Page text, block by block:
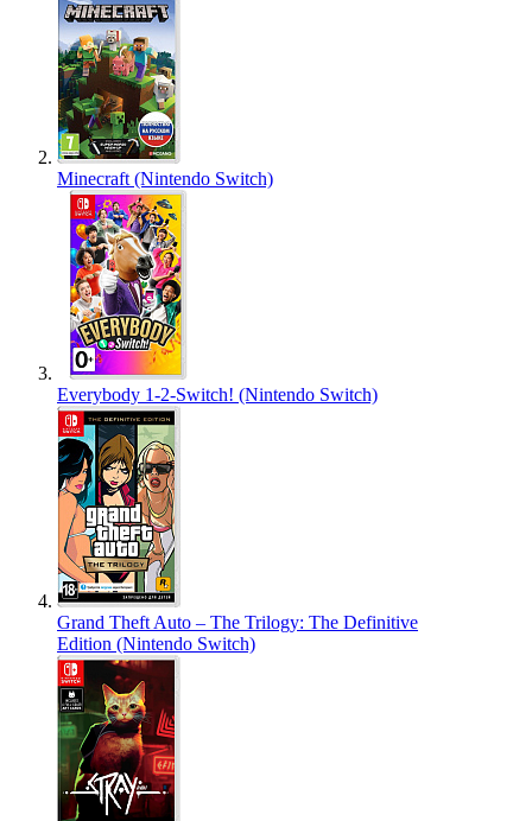
Minecraft (Nintendo Switch)
Everybody 1-2-Switch! (Nintendo Switch)
Grand Theft Auto – The Trilogy: The Definitive
Edition (Nintendo Switch)